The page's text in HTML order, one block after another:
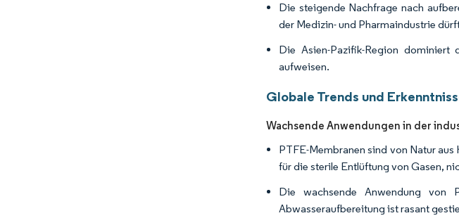
Die steigende Nachfrage nach
der Medizin- und Pharmaindustrie
Die Asien-Pazifik-Region
aufweisen.
Globale Trends und
Wachsende Anwendungen in der
PTFE-Membranen sind von Natur
für die sterile Entlüftung von Gasen,
Die wachsende Anwendung von
Abwasseraufbereitung ist rasant